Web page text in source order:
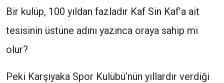
Bir kulüp, 100 yıldan fazladır Kaf Sin Kaf’a ait
tesisinin üstüne adını yazınca oraya sahip mi
olur?
Peki Karşıyaka Spor Kulübü’nün yıllardır verdiği